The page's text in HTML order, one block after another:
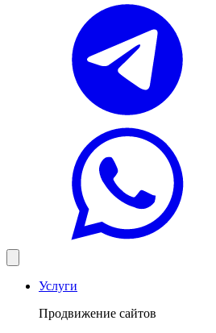
Услуги
Продвижение сайтов